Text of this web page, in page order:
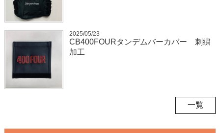
2025/05/23
CB400FOURタンデムバーカバー 刺繍
加工
一覧